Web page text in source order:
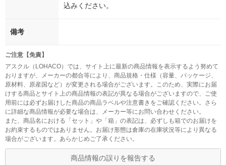
込みください。
備考
ご注意【免責】
アスクル（LOHACO）では、サイト上に最新の商品情報を表示するよう努めて
おりますが、メーカーの都合等により、商品規格・仕様（容量、パッケージ、
原材料、原産国など）が変更される場合がございます。このため、実際にお届
けする商品とサイト上の商品情報の表記が異なる場合がございますので、ご使
用前には必ずお届けした商品の商品ラベルや注意書きをご確認ください。さら
に詳細な商品情報が必要な場合は、メーカー等にお問い合わせください。
また、商品名における「セット」や「箱」の表記は、必ずしも箱でのお届けを
お約束するものではありません。お届け形態は倉庫の在庫状況等により異なる
場合がございます。あらかじめご了承ください。
商品情報の誤りを報告する